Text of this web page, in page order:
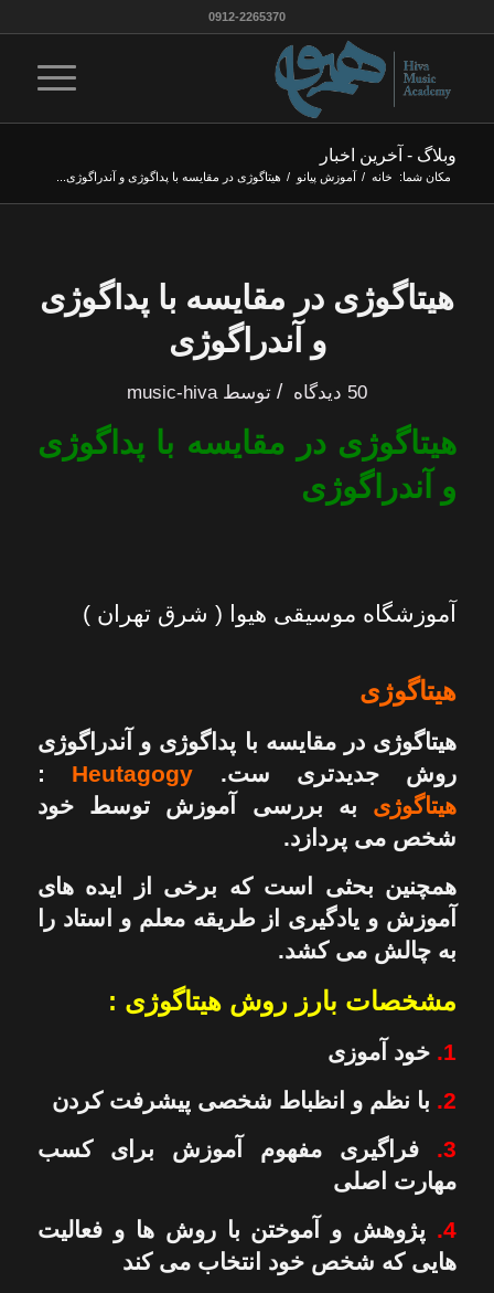
0912-2265370
وبلاگ - آخرین اخبار
مکان شما: خانه / آموزش پیانو / هیتاگوژی در مقایسه با پداگوژی و آندراگوژی...
هیتاگوژی در مقایسه با پداگوژی
و آندراگوژی
50 دیدگاه / توسطmusic-hiva
هیتاگوژی در مقایسه با پداگوژی
و آندراگوژی
آموزشگاه موسیقی هیوا ( شرق تهران )
هیتاگوژی
هیتاگوژی در مقایسه با پداگوژی و آندراگوژی
روش جدیدتری ست. Heutagogy
:
هیتاگوژی به بررسی آموزش توسط خود
شخص می پردازد.
همچنین بحثی است که برخی از ایده های
آموزش و یادگیری از طریقه معلم و استاد را
به چالش می کشد.
مشخصات بارز روش هیتاگوژی :
1. خود آموزی
2. با نظم و انظباط شخصی پیشرفت کردن
3.
فراگیری مفهوم آموزش برای کسب
مهارت اصلی
4.
پژوهش و آموختن با روش ها و فعالیت
هایی که شخص خود انتخاب می کند